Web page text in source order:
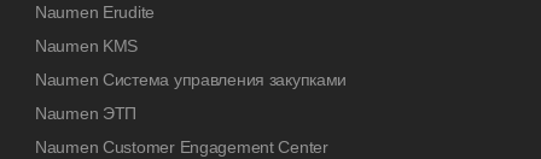
Naumen Erudite
Naumen KMS
Naumen Система управления закупками
Naumen ЭТП
Naumen Customer Engagement Center